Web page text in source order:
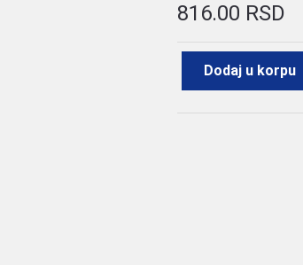
816.00 RSD
Dodaj u korpu